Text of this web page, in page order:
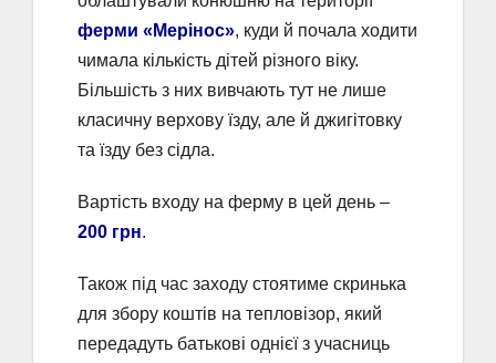
ферми «Мерінос», куди й почала ходити
чимала кількість дітей різного віку.
Більшість з них вивчають тут не лише
класичну верхову їзду, але й джигітовку
та їзду без сідла.
Вартість входу на ферму в цей день –
200 грн.
Також під час заходу стоятиме скринька
для збору коштів на тепловізор, який
передадуть батькові однієї з учасниць